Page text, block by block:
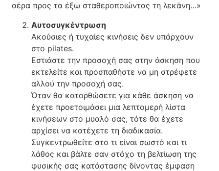
αέρα προς τα έξω σταθεροποιώντας τη λεκάνη…»
Αυτοσυγκέντρωση
Ακούσιες ή τυχαίες κινήσεις δεν υπάρχουν
στο pilates.
Εστιάστε την προσοχή σας στην άσκηση που
εκτελείτε και προσπαθήστε να μη στρέφετε
αλλού την προσοχή σας.
Όταν θα κατορθώσετε για κάθε άσκηση να
έχετε προετοιμάσει μια λεπτομερή λίστα
κινήσεων στο μυαλό σας, τότε θα έχετε
αρχίσει να κατέχετε τη διαδικασία.
Συγκεντρωθείτε στο τι είναι σωστό και τι
λάθος και βάλτε σαν στόχο τη βελτίωση της
φυσικής σας κατάστασης δίνοντας έμφαση